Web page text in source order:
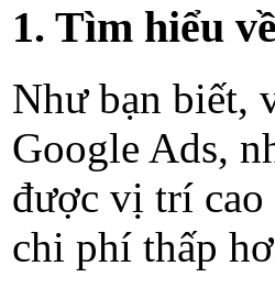
1. Tìm hiểu
Như bạn biết,
Google Ads,
được vị trí cao
chi phí thấp